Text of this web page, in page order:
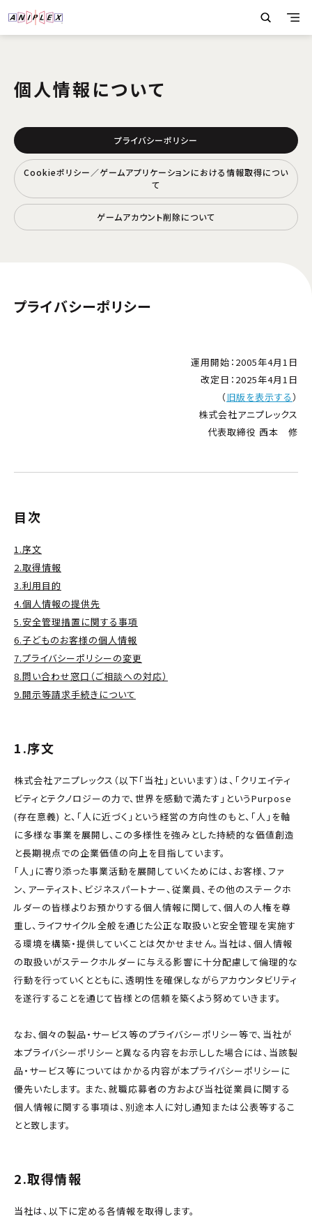
個人情報について
プライバシーポリシー
Cookieポリシー／ゲームアプリケーションにおける情報取得につい
て
ゲームアカウント削除について
プライバシーポリシー
運用開始：2005年4月1日
改定日：2025年4月1日
（旧版を表示する）
株式会社アニプレックス
代表取締役 西本 修
目次
序文
取得情報
利用目的
個人情報の提供先
安全管理措置に関する事項
子どものお客様の個人情報
プライバシーポリシーの変更
問い合わせ窓口（ご相談への対応）
開示等請求手続きについて
1.序文
株式会社アニプレックス（以下「当社」といいます）は、「クリエイティ
ビティとテクノロジーの力で、世界を感動で満たす」というPurpose
(存在意義) と、「人に近づく」という経営の方向性のもと、「人」を軸
に多様な事業を展開し、この多様性を強みとした持続的な価値創造
と長期視点での企業価値の向上を目指しています。
「人」に寄り添った事業活動を展開していくためには、お客様、ファ
ン、アーティスト、ビジネスパートナー、従業員、その他のステークホ
ルダーの皆様よりお預かりする個人情報に関して、個人の人権を尊
重し、ライフサイクル全般を通じた公正な取扱いと安全管理を実施す
る環境を構築・提供していくことは欠かせません。当社は、個人情報
の取扱いがステークホルダーに与える影響に十分配慮して倫理的な
行動を行っていくとともに、透明性を確保しながらアカウンタビリティ
を遂行することを通じて皆様との信頼を築くよう努めていきます。
なお、個々の製品・サービス等のプライバシーポリシー等で、当社が
本プライバシーポリシーと異なる内容をお示しした場合には、当該製
品・サービス等についてはかかる内容が本プライバシーポリシーに
優先いたします。 また、就職応募者の方および当社従業員に関する
個人情報に関する事項は、別途本人に対し通知または公表等するこ
とと致します。
2.取得情報
当社は、以下に定める各情報を取得します。